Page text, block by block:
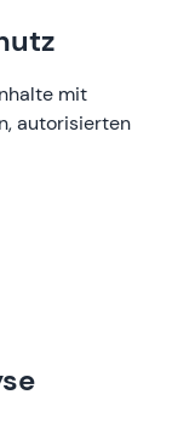
mit
autorisierten